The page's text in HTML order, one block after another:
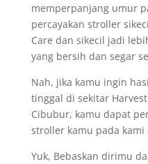
memperpanjang umur
percayakan stroller
Care dan sikecil jadi
yang bersih dan segar
Nah, jika kamu ingin
tinggal di sekitar
Cibubur, kamu dapat
stroller kamu pada kami
Yuk, Bebaskan dirimu